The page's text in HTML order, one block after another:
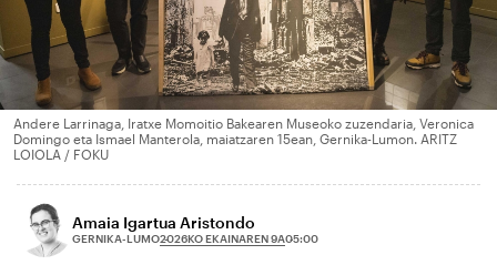
Andere Larrinaga, Iratxe Momoitio Bakearen Museoko zuzendaria, Veronica
Domingo eta Ismael Manterola, maiatzaren 15ean, Gernika-Lumon. ARITZ
LOIOLA / FOKU
Amaia Igartua Aristondo
GERNIKA-LUMO2026KO EKAINAREN 9A05:00